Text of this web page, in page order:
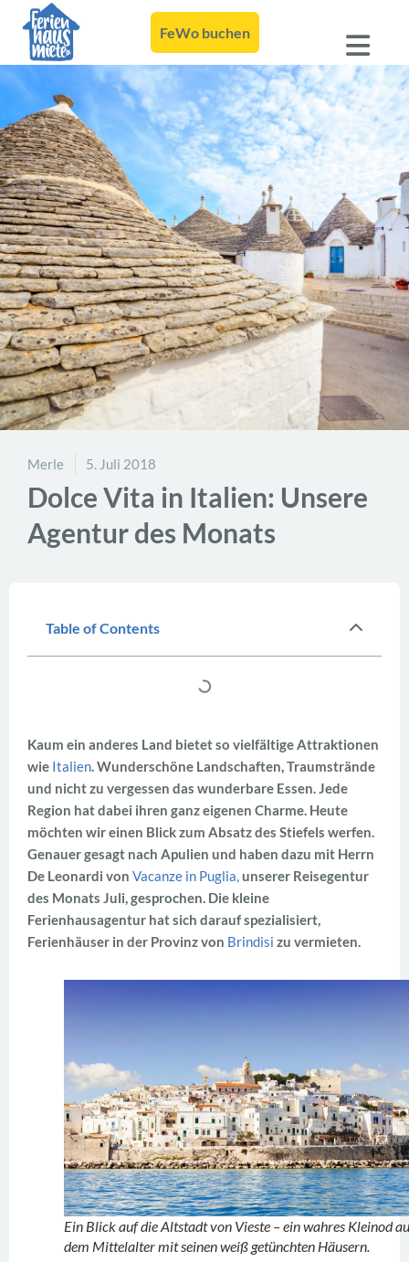
FeWo buchen
Merle 5. Juli 2018
Dolce Vita in Italien: Unsere
Agentur des Monats
Table of Contents
Kaum ein anderes Land bietet so vielfältige Attraktionen
wie Italien. Wunderschöne Landschaften, Traumstrände
und nicht zu vergessen das wunderbare Essen. Jede
Region hat dabei ihren ganz eigenen Charme. Heute
möchten wir einen Blick zum Absatz des Stiefels werfen.
Genauer gesagt nach Apulien und haben dazu mit Herrn
De Leonardi von Vacanze in Puglia,unserer Reisegentur
des Monats Juli, gesprochen. Die kleine
Ferienhausagentur hat sich darauf spezialisiert,
Ferienhäuser in der Provinz von Brindisi zu vermieten.
Ein Blick auf die Altstadt von Vieste – ein wahres Kleinod
dem Mittelalter mit seinen weiß getünchten Häusern.